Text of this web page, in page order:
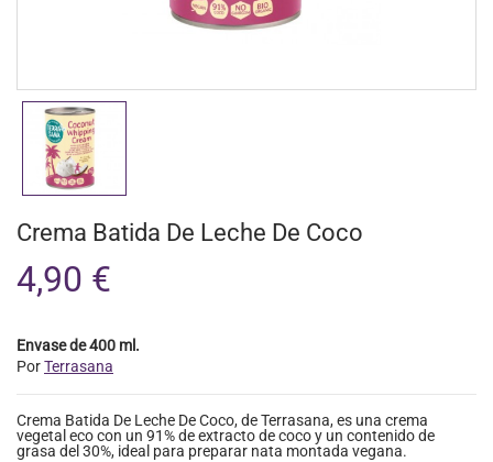
Crema Batida De Leche De Coco
4,90 €
Envase de 400 ml.
PorTerrasana
Crema Batida De Leche De Coco, de Terrasana, es una crema
vegetal eco con un 91% de extracto de coco y un contenido de
grasa del 30%, ideal para preparar nata montada vegana.